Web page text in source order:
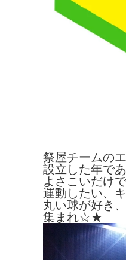
祭屋チームの
設立した年で
よさこいだけ
運動したい、
丸い球が好き
集まれ☆★